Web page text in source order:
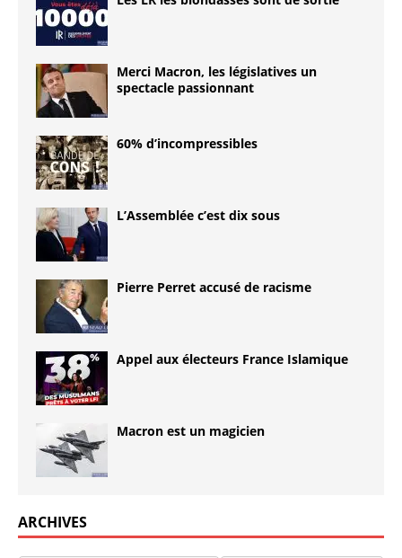
Merci Macron, les législatives un
spectacle passionnant
60% d’incompressibles
L’Assemblée c’est dix sous
Pierre Perret accusé de racisme
Appel aux électeurs France Islamique
Macron est un magicien
ARCHIVES